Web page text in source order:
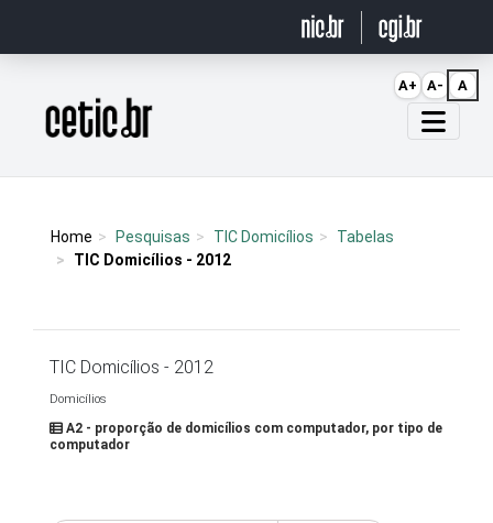
Página inicial
Home Pesquisas TIC Domicílios
Tabelas
TIC Domicílios - 2012
TIC Domicílios - 2012
Domicílios
A2 - proporção de domicílios com computador, por tipo de
computador
A+ A- A